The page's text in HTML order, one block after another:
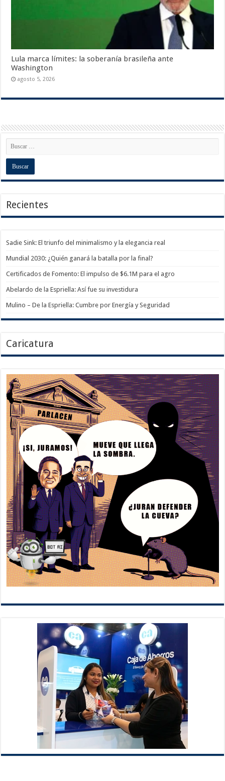
Lula marca límites: la soberanía brasileña ante
Washington
agosto 5, 2026
Recientes
Sadie Sink: El triunfo del minimalismo y la elegancia real
Mundial 2030: ¿Quién ganará la batalla por la final?
Certificados de Fomento: El impulso de $6.1M para el agro
Abelardo de la Espriella: Así fue su investidura
Mulino – De la Espriella: Cumbre por Energía y Seguridad
Caricatura